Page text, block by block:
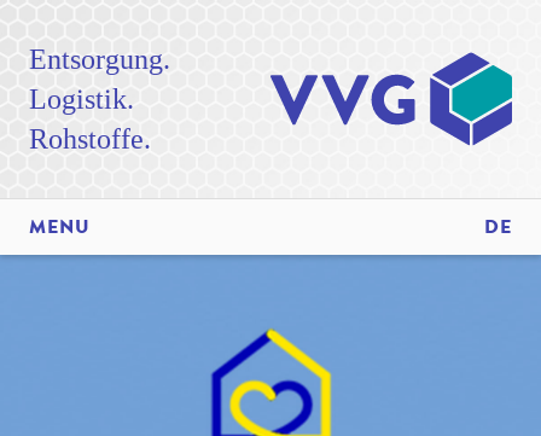
Entsorgung.
Logistik.
Rohstoffe.
MENU DE